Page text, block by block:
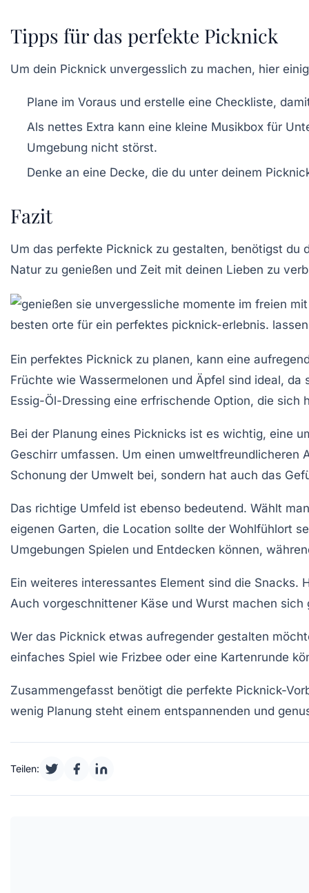
Tipps für das perfekte Picknick
Um dein Picknick unvergesslich zu machen, hier
Plane im Voraus und erstelle eine Checkliste,
Als nettes Extra kann eine kleine Musikbox für
Umgebung nicht störst.
Denke an eine Decke, die du unter deinem
Fazit
Um das perfekte Picknick zu gestalten, benötigst du
Natur zu genießen und Zeit mit deinen Lieben zu
Ein perfektes Picknick zu planen, kann eine
Früchte wie Wassermelonen und Äpfel sind ideal, da
Essig-Öl-Dressing eine erfrischende Option, die sich
Bei der Planung eines Picknicks ist es wichtig, eine
Geschirr umfassen. Um einen umweltfreundlicheren
Schonung der Umwelt bei, sondern hat auch das
Das richtige Umfeld ist ebenso bedeutend. Wählt
eigenen Garten, die Location sollte der Wohlfühlort
Umgebungen Spielen und Entdecken können,
Ein weiteres interessantes Element sind die Snacks.
Auch vorgeschnittener Käse und Wurst machen sich
Wer das Picknick etwas aufregender gestalten
einfaches Spiel wie Frizbee oder eine Kartenrunde
Zusammengefasst benötigt die perfekte Picknick-
wenig Planung steht einem entspannenden und
Teilen: